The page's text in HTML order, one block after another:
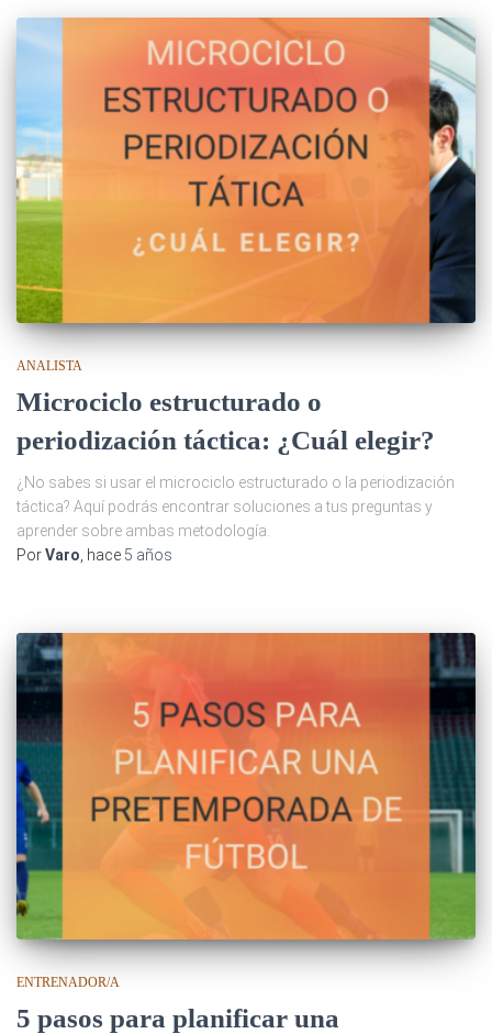
ANALISTA
Microciclo estructurado o
periodización táctica: ¿Cuál elegir?
¿No sabes si usar el microciclo estructurado o la periodización
táctica? Aquí podrás encontrar soluciones a tus preguntas y
aprender sobre ambas metodología.
PorVaro, hace 5 años
ENTRENADOR/A
5 pasos para planificar una